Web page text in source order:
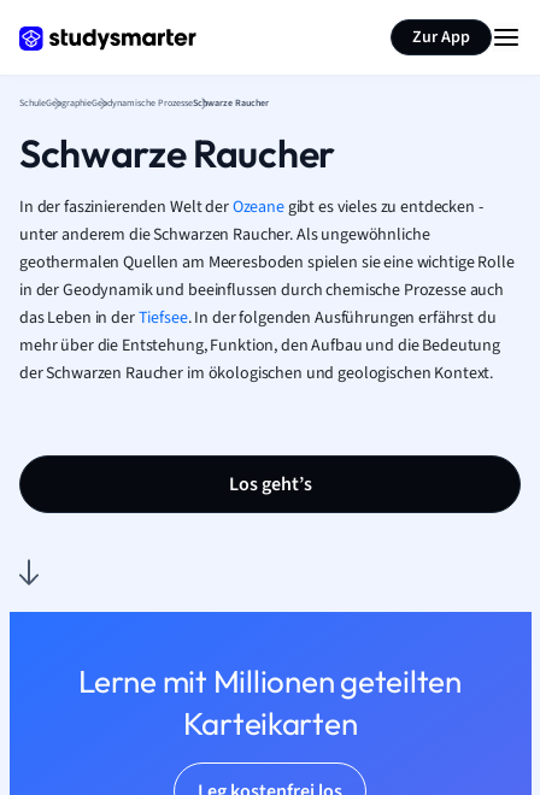
Zur App
SchuleGeographieGeodynamische ProzesseSchwarze Raucher
Schwarze Raucher
In der faszinierenden Welt derOzeanegibt es vieles zu entdecken -
unter anderem die Schwarzen Raucher. Als ungewöhnliche
geothermalen Quellen am Meeresboden spielen sie eine wichtige Rolle
in der Geodynamik und beeinflussen durch chemische Prozesse auch
das Leben in derTiefsee. In der folgenden Ausführungen erfährst du
mehr über die Entstehung, Funktion, den Aufbau und die Bedeutung
der Schwarzen Raucher im ökologischen und geologischen Kontext.
Los geht’s
Lerne mit Millionen geteilten
Karteikarten
Seite zusammenfassen